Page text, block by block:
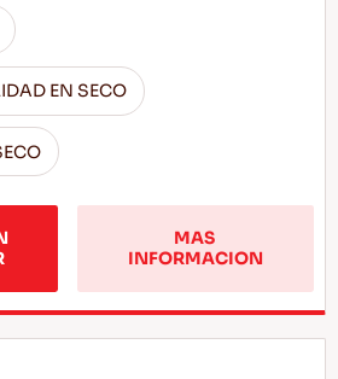
EN SECO
MAS
INFORMACION